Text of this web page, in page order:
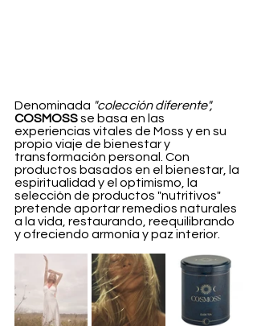
Denominada "colección diferente",
COSMOSS se basa en las
experiencias vitales de Moss y en su
propio viaje de bienestar y
transformación personal. Con
productos basados en el bienestar, la
espiritualidad y el optimismo, la
selección de productos "nutritivos"
pretende aportar remedios naturales
a la vida, restaurando, reequilibrando
y ofreciendo armonía y paz interior.